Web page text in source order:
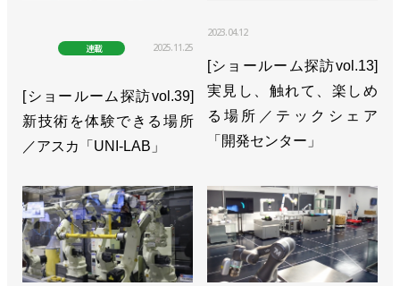
連載 2025.11.25
[ショールーム探訪vol.39]
新技術を体験できる場所
／アスカ「UNI-LAB」
2023.04.12
[ショールーム探訪vol.13]
実見し、触れて、楽しめ
る場所／テックシェア
「開発センター」